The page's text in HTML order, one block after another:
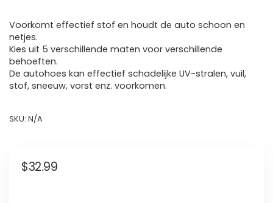
Voorkomt effectief stof en houdt de auto schoon en
netjes.
Kies uit 5 verschillende maten voor verschillende
behoeften.
De autohoes kan effectief schadelijke UV-stralen, vuil,
stof, sneeuw, vorst enz. voorkomen.
SKU: N/A
$32.99